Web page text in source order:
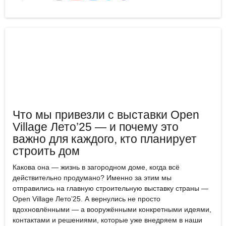
Что мы привезли с выставки Open
Village Лето’25 — и почему это
важно для каждого, кто планирует
строить дом
Какова она — жизнь в загородном доме, когда всё
действительно продумано? Именно за этим мы
отправились на главную строительную выставку страны —
Open Village Лето’25. А вернулись не просто
вдохновлёнными — а вооружёнными конкретными идеями,
контактами и решениями, которые уже внедряем в наши